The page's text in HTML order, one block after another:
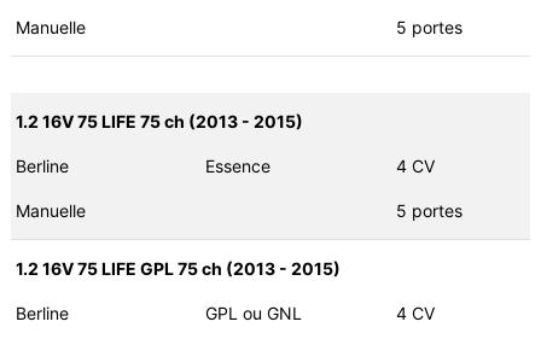
Manuelle 5 portes
1.2 16V 75 LIFE 75 ch (2013 - 2015)
Berline Essence 4 CV
Manuelle 5 portes
1.2 16V 75 LIFE GPL 75 ch (2013 - 2015)
Berline GPL ou GNL 4 CV